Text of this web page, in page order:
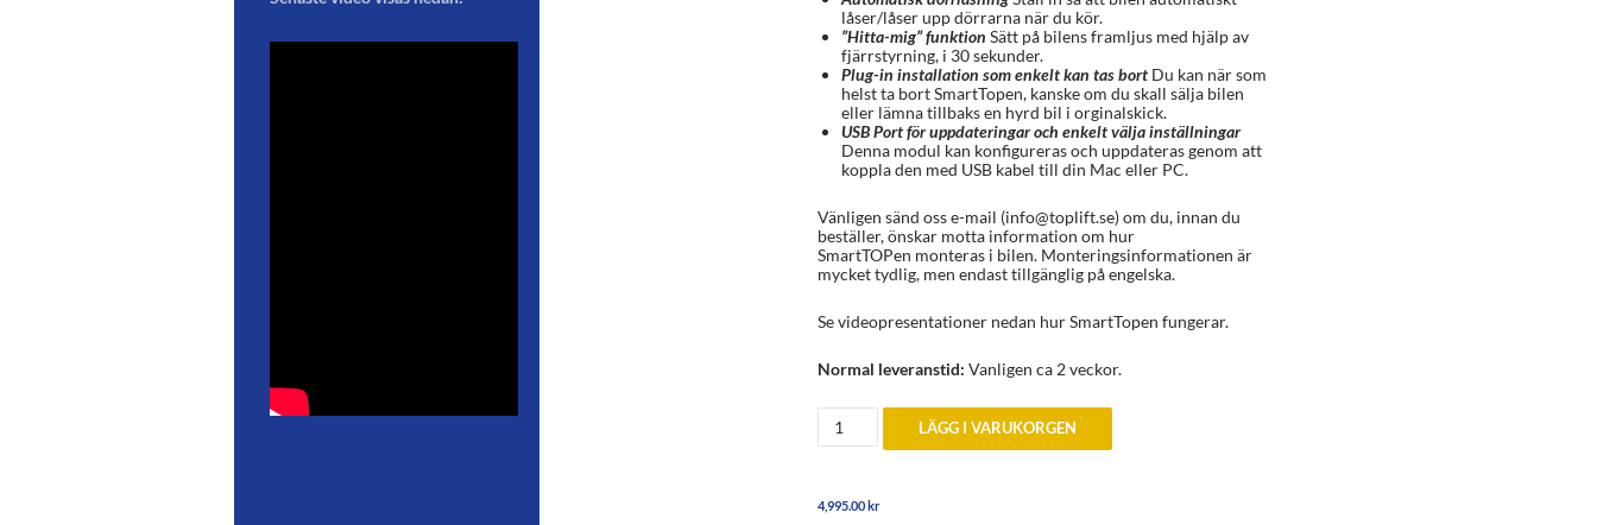
låser/låser upp dörrarna när du kör.
”Hitta-mig” funktion Sätt på bilens framljus med hjälp av
fjärrstyrning, i 30 sekunder.
Plug-in installation som enkelt kan tas bort Du kan när som
helst ta bort SmartTopen, kanske om du skall sälja bilen
eller lämna tillbaks en hyrd bil i orginalskick.
USB Port för uppdateringar och enkelt välja inställningar
Denna modul kan konfigureras och uppdateras genom att
koppla den med USB kabel till din Mac eller PC.
Vänligen sänd oss e-mail (info@toplift.se) om du, innan du
beställer, önskar motta information om hur
SmartTOPen monteras i bilen. Monteringsinformationen är
mycket tydlig, men endast tillgänglig på engelska.
Se videopresentationer nedan hur SmartTopen fungerar.
Normal leveranstid: Vanligen ca 2 veckor.
SmartTop
Mercedes
SLK
2004-
LÄGG I VARUKORGEN
4,995.00kr